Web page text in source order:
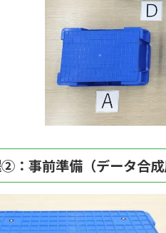
②：事前準備（データ合